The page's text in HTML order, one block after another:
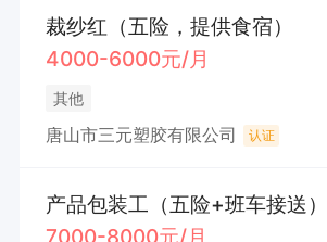
裁纱红（五险，提供食宿）
4000-6000元/月
其他
唐山市三元塑胶有限公司 认证
产品包装工（五险+班车接送）